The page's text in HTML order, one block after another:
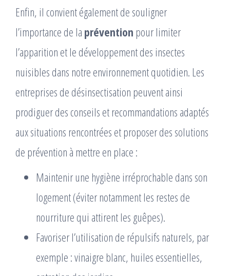
Enfin, il convient également de souligner
l’importance de la prévention pour limiter
l’apparition et le développement des insectes
nuisibles dans notre environnement quotidien. Les
entreprises de désinsectisation peuvent ainsi
prodiguer des conseils et recommandations adaptés
aux situations rencontrées et proposer des solutions
de prévention à mettre en place :
Maintenir une hygiène irréprochable dans son
logement (éviter notamment les restes de
nourriture qui attirent les guêpes).
Favoriser l’utilisation de répulsifs naturels, par
exemple : vinaigre blanc, huiles essentielles,